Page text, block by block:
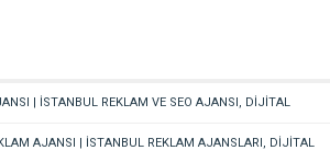
| İSTANBUL REKLAM VE SEO AJANSI, DİJİTAL
MEDYA AJANSI, 360 REKLAM
AJANSI | İSTANBUL REKLAM AJANSLARI, DİJİTAL